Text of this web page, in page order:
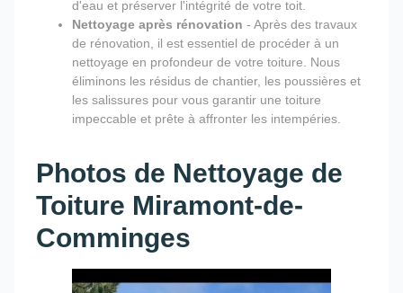
d'eau et préserver l'intégrité de votre toit.
Nettoyage après rénovation - Après des travaux
de rénovation, il est essentiel de procéder à un
nettoyage en profondeur de votre toiture. Nous
éliminons les résidus de chantier, les poussières et
les salissures pour vous garantir une toiture
impeccable et prête à affronter les intempéries.
Photos de Nettoyage de
Toiture Miramont-de-
Comminges